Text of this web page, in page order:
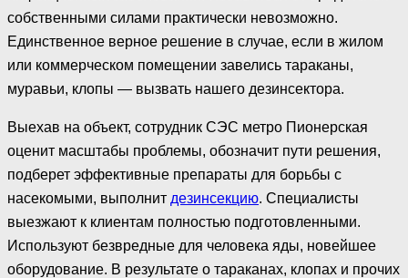
собственными силами практически невозможно.
Единственное верное решение в случае, если в жилом
или коммерческом помещении завелись тараканы,
муравьи, клопы — вызвать нашего дезинсектора.
Выехав на объект, сотрудник СЭС метро Пионерская
оценит масштабы проблемы, обозначит пути решения,
подберет эффективные препараты для борьбы с
насекомыми, выполнит дезинсекцию. Специалисты
выезжают к клиентам полностью подготовленными.
Используют безвредные для человека яды, новейшее
оборудование. В результате о тараканах, клопах и прочих